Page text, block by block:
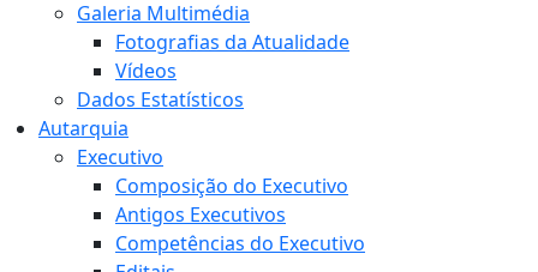
Galeria Multimédia
Fotografias da Atualidade
Vídeos
Dados Estatísticos
Autarquia
Executivo
Composição do Executivo
Antigos Executivos
Competências do Executivo